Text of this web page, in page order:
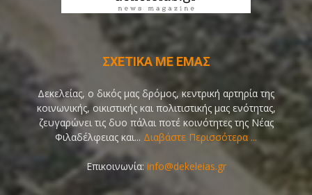
ΣΧΕΤΙΚΑ ΜΕ ΕΜΑΣ
Δεκελείας, ο δικός μας δρόμος, κεντρική αρτηρία της
κοινωνικής, οικιστικής και πολιτιστικής μας ενότητας,
ζευγαρώνει τις δυο πάλαι ποτέ κοινότητες της Νέας
Φιλαδέλφειας και... Διαβάστε Περισσότερα ...
Επικοινωνία: info@dekeleias.gr